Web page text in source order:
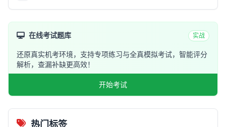
在线考试题库 实战
还原真实机考环境，支持专项练习与全真模拟考试，智能评分
解析，查漏补缺更高效！
开始考试
热门标签